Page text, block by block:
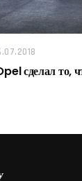
сделал то,